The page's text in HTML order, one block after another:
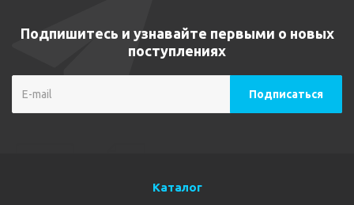
Подпишитесь и узнавайте первыми о новых
поступлениях
Каталог